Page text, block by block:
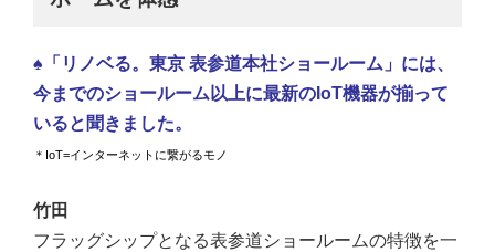
♠「リノベる。東京 表参道本社ショールーム」には、
今までのショールーム以上に最新のIoT機器が揃って
いると聞きました。
＊IoT=インターネットに繋がるモノ
竹田
フラッグシップとなる表参道ショールームの特徴を一